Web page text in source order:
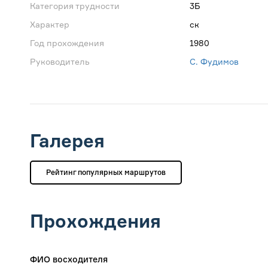
Категория трудности
3Б
Характер
ск
Год прохождения
1980
Руководитель
С. Фудимов
Галерея
Рейтинг популярных маршрутов
Прохождения
ФИО восходителя